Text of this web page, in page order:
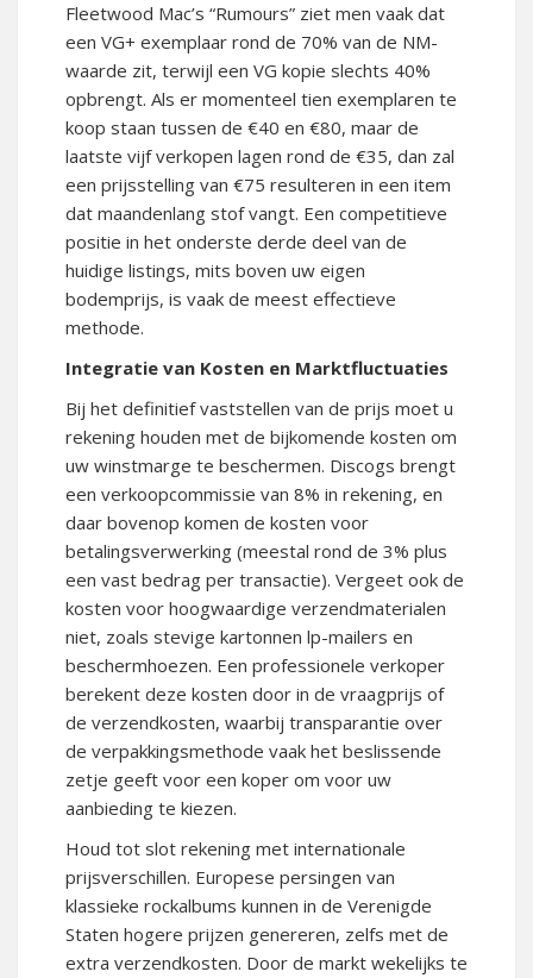
Fleetwood Mac’s “Rumours” ziet men vaak dat
een VG+ exemplaar rond de 70% van de NM-
waarde zit, terwijl een VG kopie slechts 40%
opbrengt. Als er momenteel tien exemplaren te
koop staan tussen de €40 en €80, maar de
laatste vijf verkopen lagen rond de €35, dan zal
een prijsstelling van €75 resulteren in een item
dat maandenlang stof vangt. Een competitieve
positie in het onderste derde deel van de
huidige listings, mits boven uw eigen
bodemprijs, is vaak de meest effectieve
methode.
Integratie van Kosten en Marktfluctuaties
Bij het definitief vaststellen van de prijs moet u
rekening houden met de bijkomende kosten om
uw winstmarge te beschermen. Discogs brengt
een verkoopcommissie van 8% in rekening, en
daar bovenop komen de kosten voor
betalingsverwerking (meestal rond de 3% plus
een vast bedrag per transactie). Vergeet ook de
kosten voor hoogwaardige verzendmaterialen
niet, zoals stevige kartonnen lp-mailers en
beschermhoezen. Een professionele verkoper
berekent deze kosten door in de vraagprijs of
de verzendkosten, waarbij transparantie over
de verpakkingsmethode vaak het beslissende
zetje geeft voor een koper om voor uw
aanbieding te kiezen.
Houd tot slot rekening met internationale
prijsverschillen. Europese persingen van
klassieke rockalbums kunnen in de Verenigde
Staten hogere prijzen genereren, zelfs met de
extra verzendkosten. Door de markt wekelijks te